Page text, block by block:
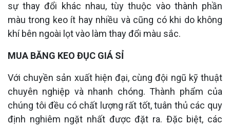
sự thay đổi khác nhau, tùy thuộc vào thành phần
màu trong keo ít hay nhiều và cũng có khi do không
khí bên ngoài lọt vào làm thay đổi màu sắc.
MUA BĂNG KEO ĐỤC GIÁ SỈ
Với chuyền sản xuất hiện đại, cùng đội ngũ kỹ thuật
chuyên nghiệp và nhanh chóng. Thành phẩm của
chúng tôi đều có chất lượng rất tốt, tuân thủ các quy
định nghiêm ngặt nhất được đặt ra. Đặc biệt, các